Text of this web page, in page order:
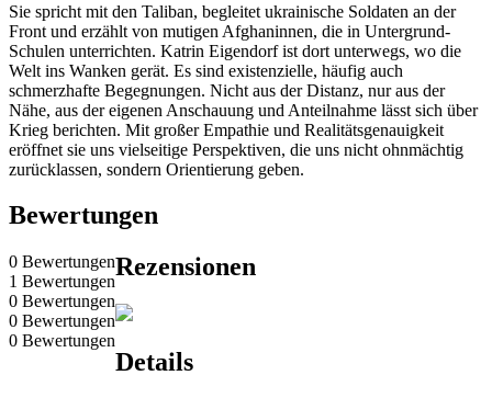
Sie spricht mit den Taliban, begleitet ukrainische Soldaten an der
Front und erzählt von mutigen Afghaninnen, die in Untergrund-
Schulen unterrichten. Katrin Eigendorf ist dort unterwegs, wo die
Welt ins Wanken gerät. Es sind existenzielle, häufig auch
schmerzhafte Begegnungen. Nicht aus der Distanz, nur aus der
Nähe, aus der eigenen Anschauung und Anteilnahme lässt sich über
Krieg berichten. Mit großer Empathie und Realitätsgenauigkeit
eröffnet sie uns vielseitige Perspektiven, die uns nicht ohnmächtig
zurücklassen, sondern Orientierung geben.
Bewertungen
0 Bewertungen
1 Bewertungen
0 Bewertungen
0 Bewertungen
0 Bewertungen
Rezensionen
Details